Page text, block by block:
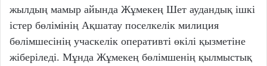
жылдың мамыр айында Жұмекең Шет аудандық ішкі
істер бөлімінің Ақшатау поселкелік милиция
бөлімшесінің учаскелік оперативті өкілі қызметіне
жіберіледі. Мұнда Жұмекең бөлімшенің қылмыстық